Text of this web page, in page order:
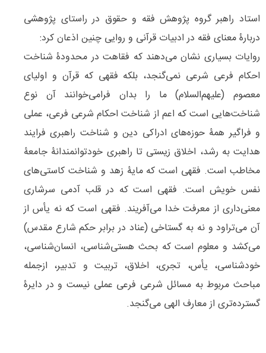
استاد راهبر گروه پژوهش فقه و حقوق در راستای پژوهشی
دربارۀ معنای فقه در ادبیات قرآنی و روایی چنین اذعان کرد:
روایات بسیاری نشان می‌دهند که فقاهت در محدودۀ شناخت
احکام فرعی شرعی نمی‌گنجد، بلکه فقهی که قرآن و اولیای
معصوم (علیهم‌السلام) ما را بدان فرامی‌خوانند آن نوع
شناخت‌هایی است که اعم از شناخت احکام شرعی فرعی، عملی
و فراگیر همۀ حوزه‌های ادراکی دین و شناخت راهبری فرایند
هدایت به رشد، اخلاق زیستی تا راهبری خودتوانمندانۀ جامعۀ
مخاطب است. فقهی است که مایۀ زهد و شناخت کاستی‌های
نفس خویش است. فقهی است که در قلب آدمی سرشاری
معنی‌داری از معرفت خدا می‌آفریند. فقهی است که نه یأس از
آن می‌تراود و نه به گستاخی (عناد در برابر حکم شارع مقدس)
می‌کشد و معلوم است که بحث هستی‌شناسی، انسان‌شناسی،
خودشناسی، یأس، تجری، اخلاق، تربیت و تدبیر، ازجمله
مباحث مربوط به مسائل شرعی فرعی عملی نیست و در دایرۀ
گسترده‌تری از معارف الهی می‌گنجد.